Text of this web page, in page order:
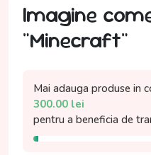
Imagine
"Minecraft"
Mai adauga produse in
300.00 lei
pentru a beneficia de